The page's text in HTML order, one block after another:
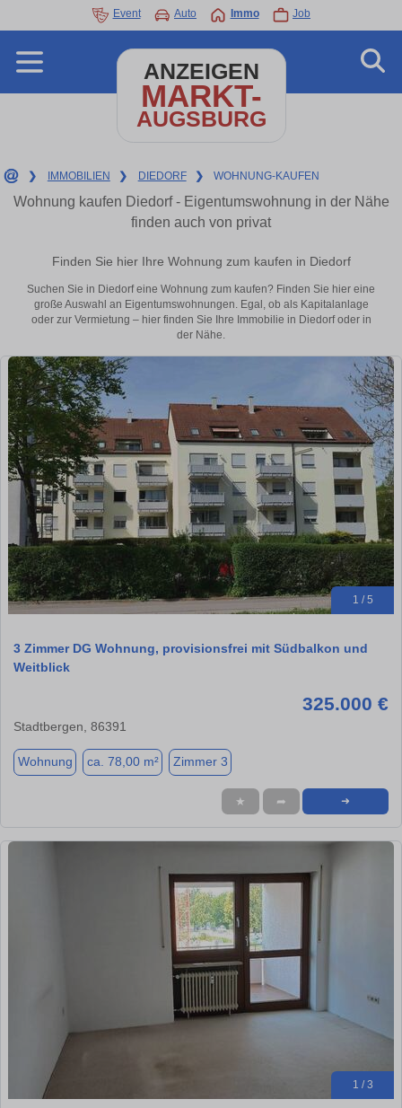
Event Auto Immo Job
ANZEIGEN
MARKT-
AUGSBURG
❯ IMMOBILIEN ❯ DIEDORF ❯ WOHNUNG-KAUFEN
Wohnung kaufen Diedorf - Eigentumswohnung in der Nähe
finden auch von privat
Finden Sie hier Ihre Wohnung zum kaufen in Diedorf
Suchen Sie in Diedorf eine Wohnung zum kaufen? Finden Sie hier eine
große Auswahl an Eigentumswohnungen. Egal, ob als Kapitalanlage
oder zur Vermietung – hier finden Sie Ihre Immobilie in Diedorf oder in
der Nähe.
1 / 5
3 Zimmer DG Wohnung, provisionsfrei mit Südbalkon und
Weitblick
325.000 €
Stadtbergen, 86391
Wohnung ca. 78,00 m² Zimmer 3
★ ➦ ➜
1 / 3